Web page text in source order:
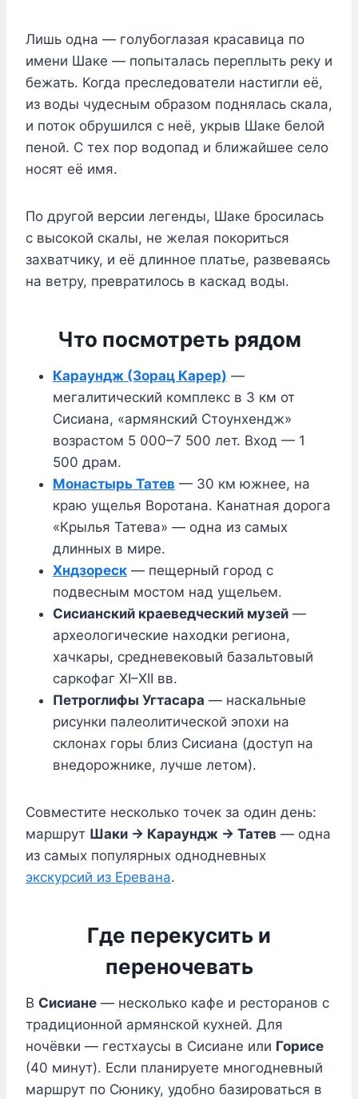
Лишь одна — голубоглазая красавица по
имени Шаке — попыталась переплыть реку и
бежать. Когда преследователи настигли её,
из воды чудесным образом поднялась скала,
и поток обрушился с неё, укрыв Шаке белой
пеной. С тех пор водопад и ближайшее село
носят её имя.
По другой версии легенды, Шаке бросилась
с высокой скалы, не желая покориться
захватчику, и её длинное платье, развеваясь
на ветру, превратилось в каскад воды.
Что посмотреть рядом
Караундж (Зорац Карер) —
мегалитический комплекс в 3 км от
Сисиана, «армянский Стоунхендж»
возрастом 5 000–7 500 лет. Вход — 1
500 драм.
Монастырь Татев — 30 км южнее, на
краю ущелья Воротана. Канатная дорога
«Крылья Татева» — одна из самых
длинных в мире.
Хндзореск — пещерный город с
подвесным мостом над ущельем.
Сисианский краеведческий музей —
археологические находки региона,
хачкары, средневековый базальтовый
саркофаг XI–XII вв.
Петроглифы Угтасара — наскальные
рисунки палеолитической эпохи на
склонах горы близ Сисиана (доступ на
внедорожнике, лучше летом).
Совместите несколько точек за один день:
маршрут Шаки → Караундж → Татев — одна
из самых популярных однодневных
экскурсий из Еревана.
Где перекусить и
переночевать
В Сисиане — несколько кафе и ресторанов с
традиционной армянской кухней. Для
ночёвки — гестхаусы в Сисиане или Горисе
(40 минут). Если планируете многодневный
маршрут по Сюнику, удобно базироваться в